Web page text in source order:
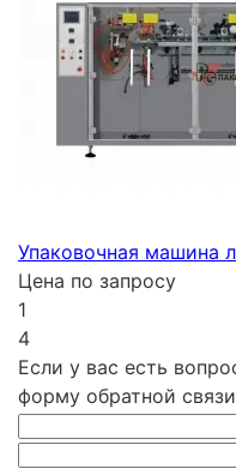
Упаковочная машина
Цена по запросу
1
4
Если у вас есть
форму обратной связи